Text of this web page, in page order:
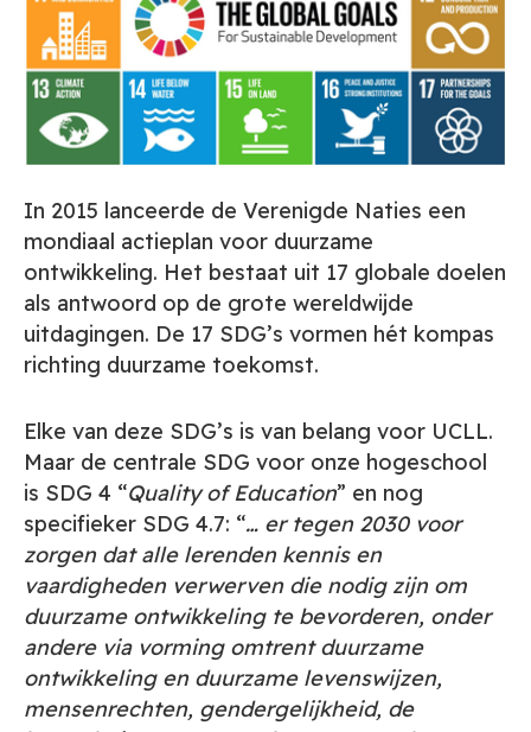
In 2015 lanceerde de Verenigde Naties een
mondiaal actieplan voor duurzame
ontwikkeling. Het bestaat uit 17 globale doelen
als antwoord op de grote wereldwijde
uitdagingen. De 17 SDG’s vormen hét kompas
richting duurzame toekomst.
Elke van deze SDG’s is van belang voor UCLL.
Maar de centrale SDG voor onze hogeschool
is SDG 4 “Quality of Education” en nog
specifieker SDG 4.7: “… er tegen 2030 voor
zorgen dat alle lerenden kennis en
vaardigheden verwerven die nodig zijn om
duurzame ontwikkeling te bevorderen, onder
andere via vorming omtrent duurzame
ontwikkeling en duurzame levenswijzen,
mensenrechten, gendergelijkheid, de